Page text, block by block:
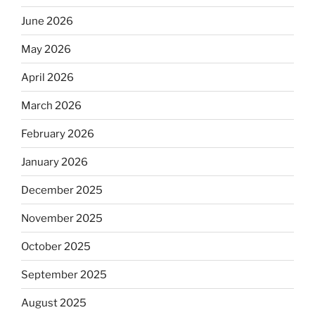
June 2026
May 2026
April 2026
March 2026
February 2026
January 2026
December 2025
November 2025
October 2025
September 2025
August 2025